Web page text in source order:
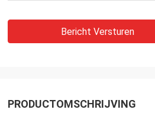
Bericht Versturen
PRODUCTOMSCHRIJVING